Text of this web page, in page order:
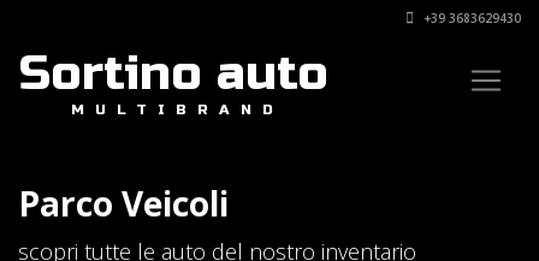
+39 3683629430
Sortino auto
MULTIBRAND
Parco Veicoli
scopri tutte le auto del nostro inventario